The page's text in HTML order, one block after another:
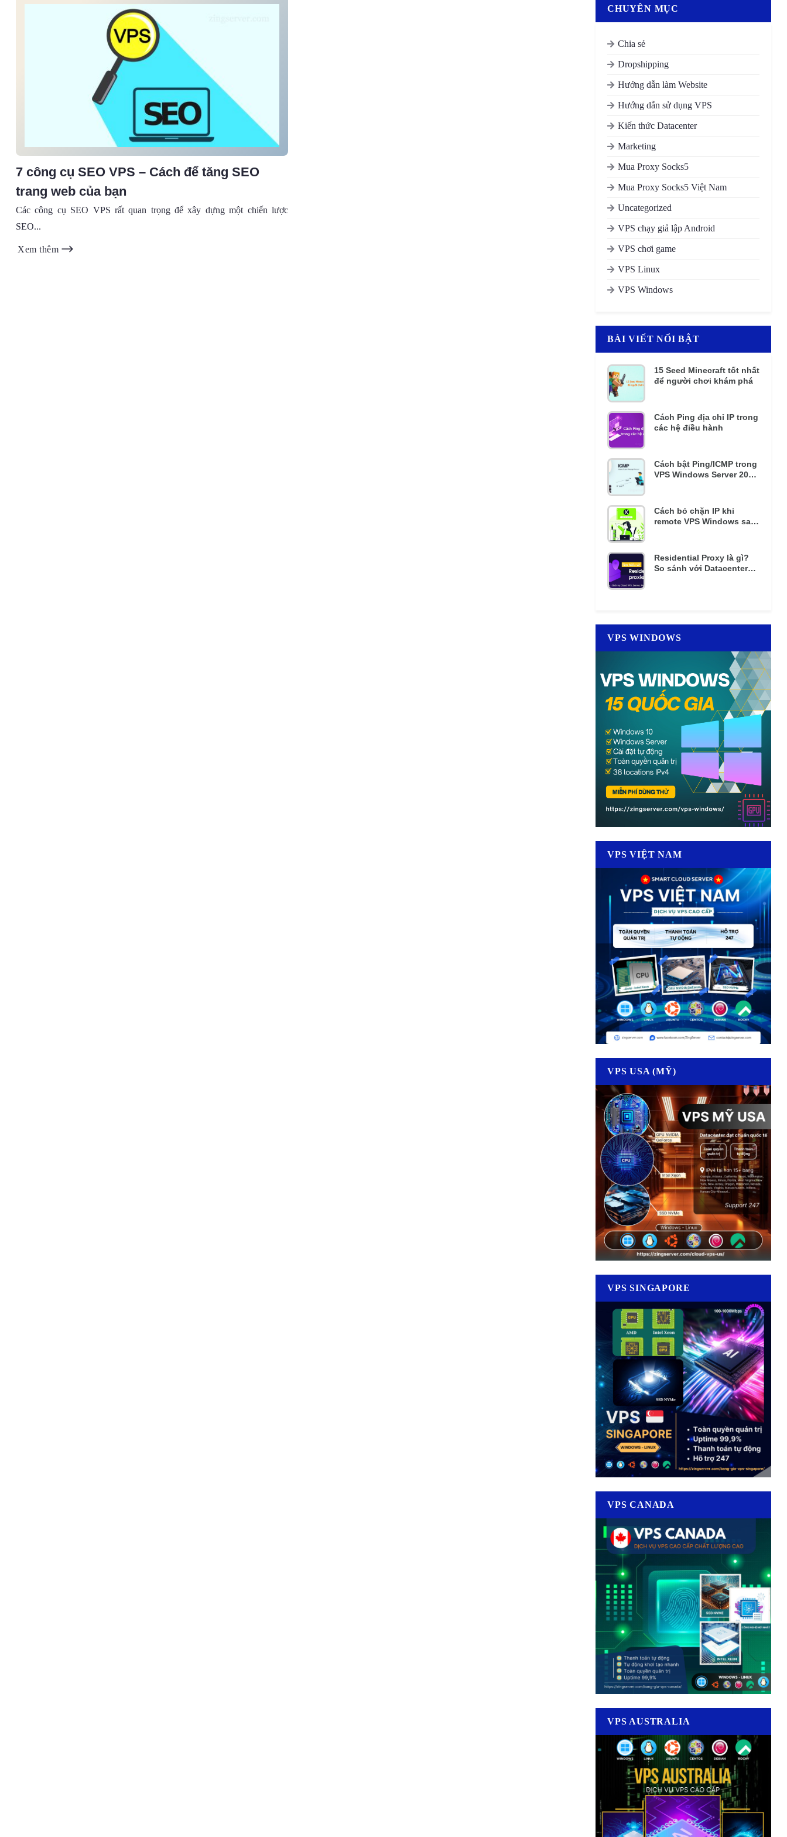
7 công cụ SEO VPS – Cách để tăng SEO
trang web của bạn
Các công cụ SEO VPS rất quan trọng để xây dựng một chiến lược
SEO...
Xem thêm
CHUYÊN MỤC
Chia sẻ
Dropshipping
Hướng dẫn làm Website
Hướng dẫn sử dụng VPS
Kiến thức Datacenter
Marketing
Mua Proxy Socks5
Mua Proxy Socks5 Việt Nam
Uncategorized
VPS chạy giả lập Android
VPS chơi game
VPS Linux
VPS Windows
BÀI VIẾT NỔI BẬT
15 Seed Minecraft tốt nhất
để người chơi khám phá
Cách Ping địa chỉ IP trong
các hệ điều hành
Cách bật Ping/ICMP trong
VPS Windows Server 2016
Cách bỏ chặn IP khi
remote VPS Windows sai
Residential Proxy là gì?
So sánh với Datacenter
VPS WINDOWS
VPS VIỆT NAM
VPS USA (MỸ)
VPS SINGAPORE
VPS CANADA
VPS AUSTRALIA